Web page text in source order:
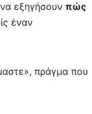
εξηγήσουν πώς
έναν
πράγμα που